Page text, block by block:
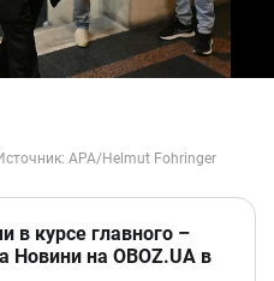
в курсе главного –
Новини на OBOZ.UA в